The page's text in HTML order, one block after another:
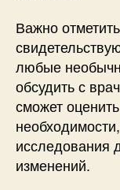
Важно
любые
обсудить с
сможет
исследования
изменений.